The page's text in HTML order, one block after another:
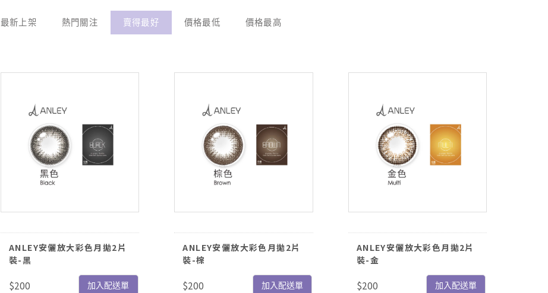
最新上架 熱門關注 賣得最好 價格最低 價格最高
ANLEY安儷放大彩色月拋2片
裝-黑
$200 加入配送單
ANLEY安儷放大彩色月拋2片
裝-棕
$200 加入配送單
ANLEY安儷放大彩色月拋2片
裝-金
$200 加入配送單